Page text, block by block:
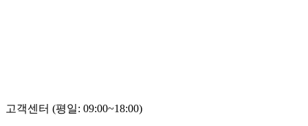
홍
고객센터 (평일: 09:00~18:00)